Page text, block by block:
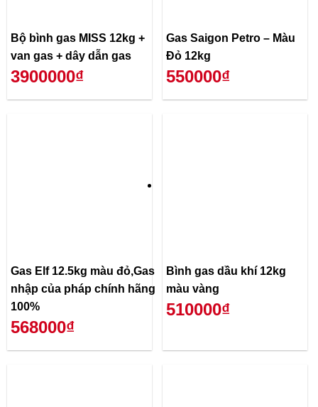
Bộ bình gas MISS 12kg +
van gas + dây dẫn gas
3900000₫
Gas Saigon Petro – Màu
Đỏ 12kg
550000₫
Gas Elf 12.5kg màu đỏ,Gas
nhập của pháp chính hãng
100%
568000₫
Bình gas dầu khí 12kg
màu vàng
510000₫